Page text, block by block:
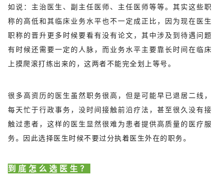
如说：主治医生、副主任医师、主任医师等等。其实这些职
称的高低和其临床业务水平也不一定成正比，因为现在医生
职称的晋升更多时候要看有没有论文，其中涉及到待遇问题
有时候还需要一定的人脉，而业务水平主要靠长时间在临床
上摸爬滚打练出来的，这两者不能完全划上等号。
很多高资历的医生虽然职务很高，但是可能早已退居二线，
每天忙于行政事务，没时间接触前沿疗法，甚至很久没有接
触过患者，这样的医生显然很难为患者提供高质量的医疗服
务。因此选择医生时候不要过分执着医生外在的职务。
到底怎么选医生？